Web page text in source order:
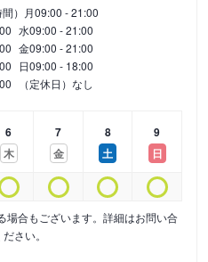
） 月09:00 - 21:00
水09:00 - 21:00
金09:00 - 21:00
日09:00 - 18:00
（定休日）なし
6
木
7
金
8
土
9
日
場合もございます。詳細はお問い合
さい。